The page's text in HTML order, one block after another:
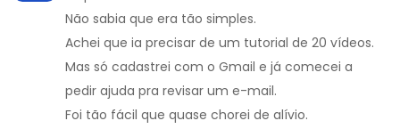
Não sabia que era tão simples.
Achei que ia precisar de um tutorial de 20 vídeos.
Mas só cadastrei com o Gmail e já comecei a
pedir ajuda pra revisar um e-mail.
Foi tão fácil que quase chorei de alívio.